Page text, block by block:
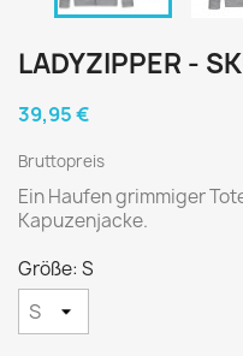
LADYZIPPER -
39,95 €
Bruttopreis
Ein Haufen grimmiger
Kapuzenjacke.
Größe: S